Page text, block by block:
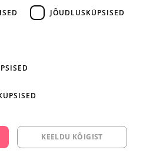
JÕUDLUSKÜPSISED
KEELDU KÕIGIST